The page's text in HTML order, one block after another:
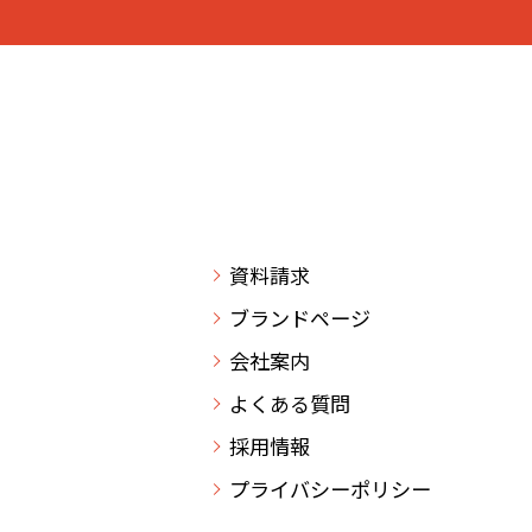
資料請求
ブランドページ
会社案内
よくある質問
採用情報
プライバシーポリシー